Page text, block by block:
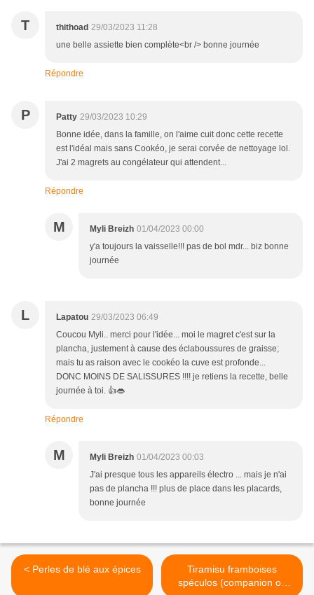
T thithoad 29/03/2023 11:28
une belle assiette bien complète<br /> bonne journée
Répondre
P Patty 29/03/2023 10:29
Bonne idée, dans la famille, on l'aime cuit donc cette recette
est l'idéal mais sans Cookéo, je serai corvée de nettoyage lol.
J'ai 2 magrets au congélateur qui attendent...
Répondre
M Myli Breizh 01/04/2023 00:00
y'a toujours la vaisselle!!! pas de bol mdr... biz bonne
journée
L Lapatou 29/03/2023 06:49
Coucou Myli.. merci pour l'idée... moi le magret c'est sur la
plancha, justement à cause des éclaboussures de graisse;
mais tu as raison avec le cookéo la cuve est profonde...
DONC MOINS DE SALISSURES !!!! je retiens la recette, belle
journée à toi. 👍👄
Répondre
M Myli Breizh 01/04/2023 00:03
J'ai presque tous les appareils électro ... mais je n'ai
pas de plancha !!! plus de place dans les placards,
bonne journée
< Perles de blé aux épices
Tiramisu framboises
spéculos (companion ou